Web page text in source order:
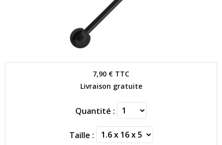
7,90 € TTC
Livraison gratuite
Quantité :
Taille :